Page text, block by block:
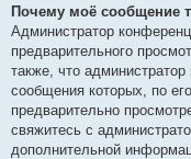
Почему моё сообщение
Администратор
предварительного
также, что
сообщения которых, по
предварительно
свяжитесь с
дополнительной